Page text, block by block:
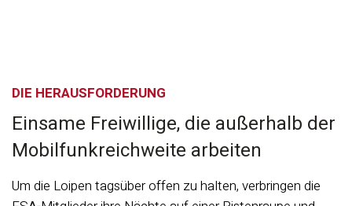
DIE HERAUSFORDERUNG
Einsame Freiwillige, die außerhalb der
Mobilfunkreichweite arbeiten
Um die Loipen tagsüber offen zu halten, verbringen die